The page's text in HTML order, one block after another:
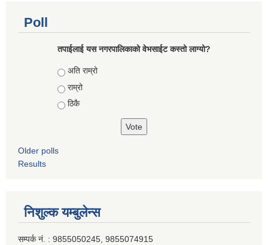
Poll
तपाईलाई यस नगरपालिकाको वेभसाईट कस्तो लाग्यो?
Choices
अति राम्रो
राम्रो
ठिकै
Older polls
Results
निशुल्क यम्बुलेन्स
सम्पर्क नं. : 9855050245, 9855074915